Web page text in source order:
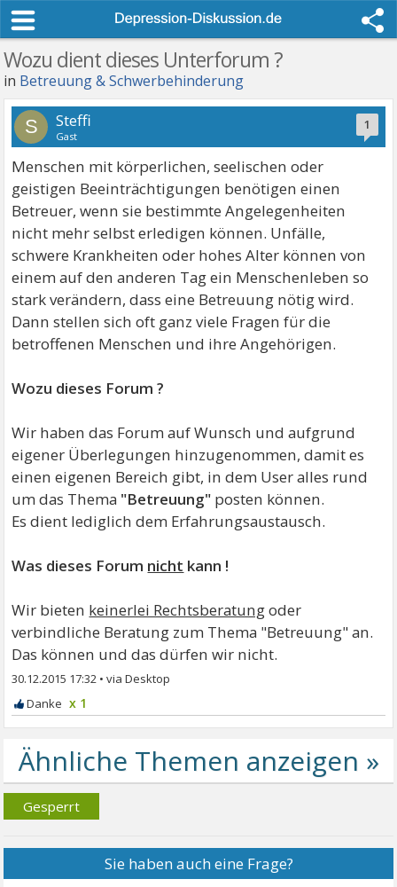
Wozu dient dieses Unterforum ?
in Betreuung & Schwerbehinderung
1
S Steffi
Gast
Menschen mit körperlichen, seelischen oder
geistigen Beeinträchtigungen benötigen einen
Betreuer, wenn sie bestimmte Angelegenheiten
nicht mehr selbst erledigen können. Unfälle,
schwere Krankheiten oder hohes Alter können von
einem auf den anderen Tag ein Menschenleben so
stark verändern, dass eine Betreuung nötig wird.
Dann stellen sich oft ganz viele Fragen für die
betroffenen Menschen und ihre Angehörigen.
Wozu dieses Forum ?
Wir haben das Forum auf Wunsch und aufgrund
eigener Überlegungen hinzugenommen, damit es
einen eigenen Bereich gibt, in dem User alles rund
um das Thema "Betreuung" posten können.
Es dient lediglich dem Erfahrungsaustausch.
Was dieses Forum nicht kann !
Wir bieten keinerlei Rechtsberatungoder
verbindliche Beratung zum Thema "Betreuung" an.
Das können und das dürfen wir nicht.
30.12.2015 17:32 •
x 1
Gesperrt
Sie haben auch eine Frage?